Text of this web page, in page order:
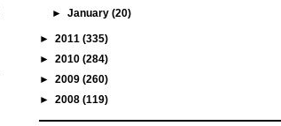
►January(20)
► 2011 (335)
► 2010 (284)
► 2009 (260)
► 2008 (119)